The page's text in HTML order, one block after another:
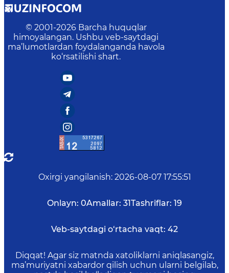
© 2001-2026 Barcha huquqlar
himoyalangan. Ushbu veb-saytdagi
ma’lumotlardan foydalanganda havola
ko‘rsatilishi shart.
Oxirgi yangilanish: 2026-08-07 17:55:51
Onlayn: 0Amallar: 31Tashriflar: 19
Veb-saytdagi o‘rtacha vaqt: 42
Diqqat! Agar siz matnda xatoliklarni aniqlasangiz,
ma’muriyatni xabardor qilish uchun ularni belgilab,